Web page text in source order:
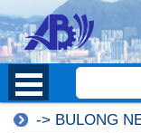
-> BULONG